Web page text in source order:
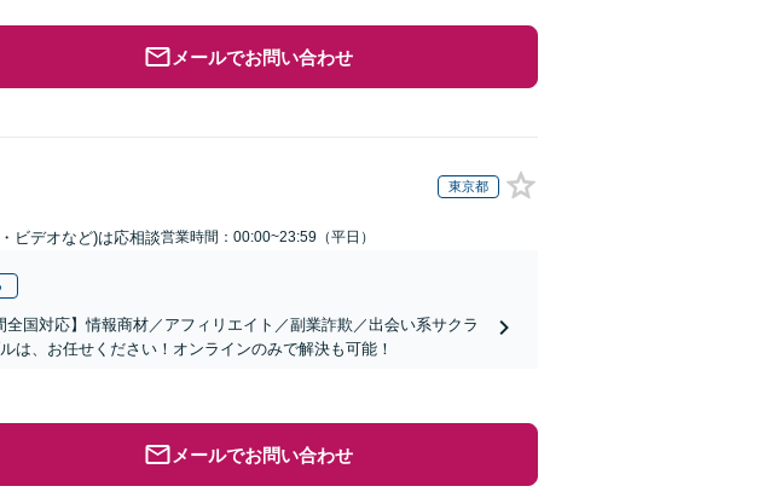
メールでお問い合わせ
東京都
ビデオなど)は応相談営業時間：00:00~23:59（平日）
全国対応】情報商材／アフィリエイト／副業詐欺／出会い系サクラ
は、お任せください！オンラインのみで解決も可能！
メールでお問い合わせ